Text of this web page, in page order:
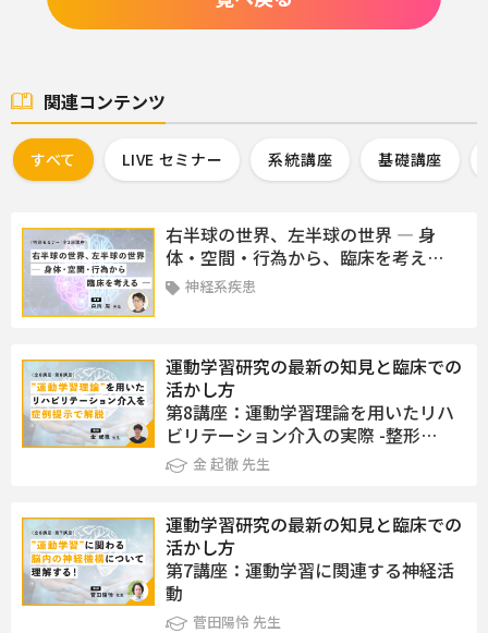
関連コンテンツ
すべて LIVE セミナー 系統講座 基礎講座
右半球の世界、左半球の世界 ― 身
体・空間・行為から、臨床を考え…
神経系疾患
運動学習研究の最新の知見と臨床での
活かし方
第8講座：運動学習理論を用いたリハ
ビリテーション介入の実際 -整形…
金 起徹 先生
運動学習研究の最新の知見と臨床での
活かし方
第7講座：運動学習に関連する神経活
動
菅田陽怜 先生